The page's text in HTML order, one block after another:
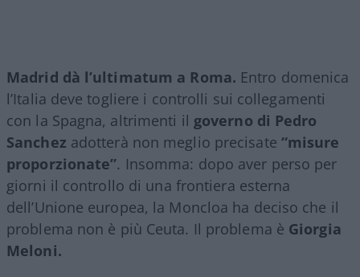
Madrid dà l’ultimatum a Roma. Entro domenica
l’Italia deve togliere i controlli sui collegamenti
con la Spagna, altrimenti il governo di Pedro
Sanchez adotterà non meglio precisate “misure
proporzionate”. Insomma: dopo aver perso per
giorni il controllo di una frontiera esterna
dell’Unione europea, la Moncloa ha deciso che il
problema non è più Ceuta. Il problema è Giorgia
Meloni.